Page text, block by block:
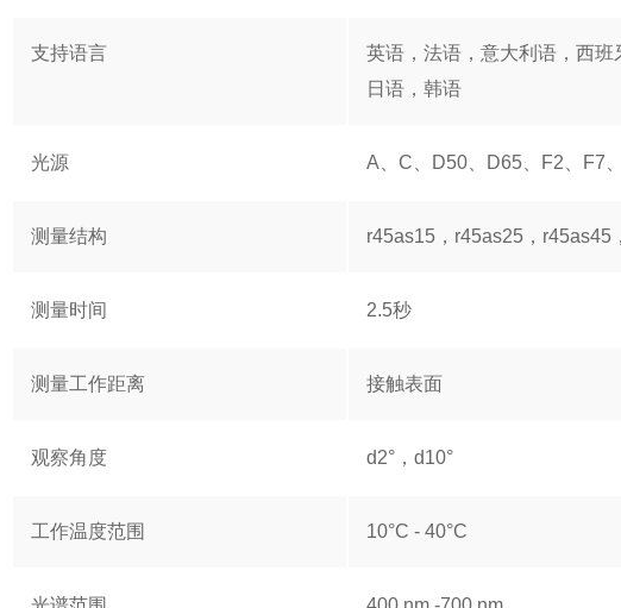
支持语言
英语，法语，意大利语，西班
日语，韩语
光源 A、C、D50、D65、F2、F7
测量结构 r45as15，r45as25，r45as45
测量时间 2.5秒
测量工作距离 接触表面
观察角度 d2°，d10°
工作温度范围 10°C - 40°C